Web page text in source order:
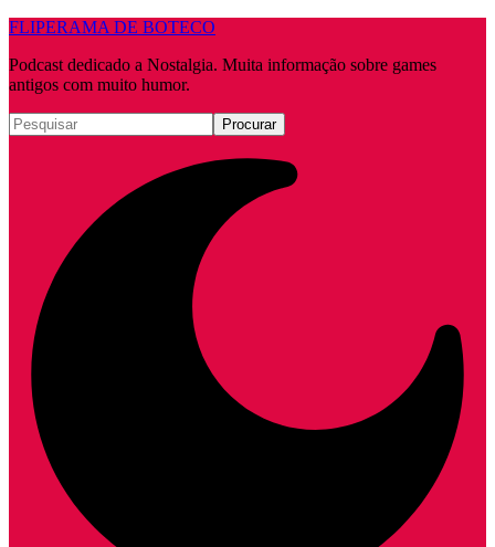
FLIPERAMA DE BOTECO
Podcast dedicado a Nostalgia. Muita informação sobre games
antigos com muito humor.